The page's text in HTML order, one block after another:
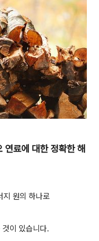
연료에 대한 정확한 해
지 원의 하나로
이 있습니다.